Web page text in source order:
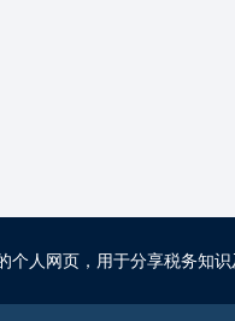
个人网页，用于分享税务知